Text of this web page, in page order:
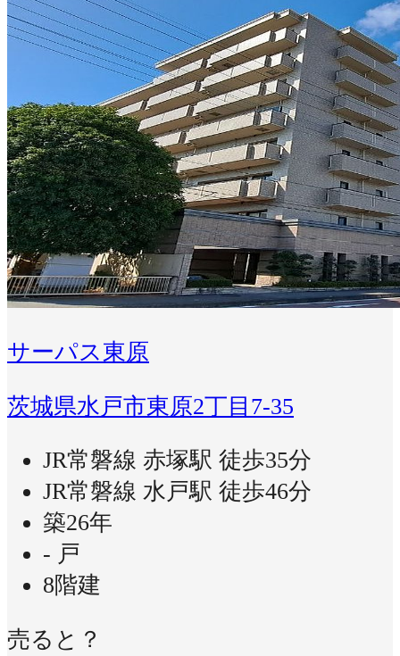
サーパス東原
茨城県水戸市東原2丁目7-35
JR常磐線 赤塚駅 徒歩35分
JR常磐線 水戸駅 徒歩46分
築26年
- 戸
8階建
売ると？